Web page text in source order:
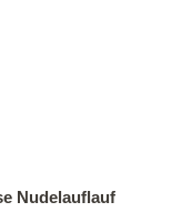
Nudelauflauf